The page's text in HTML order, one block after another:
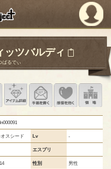
PandoraPartyProject
ッツバルディ
ばるでぃ
変更
クター設定
スキル設定アイテム詳細手紙を書くこのキ
オスシード Lv -
エスプリ
性別 男性